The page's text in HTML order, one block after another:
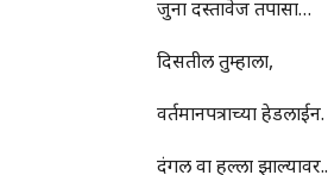
जुना दस्तावेज तपासा…
दिसतील तुम्हाला,
वर्तमानपत्राच्या हेडलाईन.
दंगल वा हल्ला झाल्यावर..